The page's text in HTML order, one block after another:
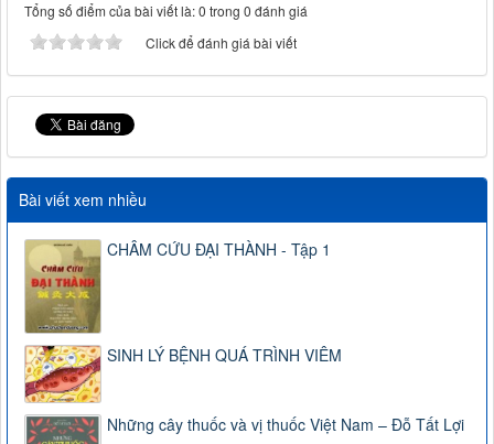
Tổng số điểm của bài viết là: 0 trong 0 đánh giá
Click để đánh giá bài viết
Bài viết xem nhiều
CHÂM CỨU ĐẠI THÀNH - Tập 1
SINH LÝ BỆNH QUÁ TRÌNH VIÊM
Những cây thuốc và vị thuốc Việt Nam – Đỗ Tất Lợi